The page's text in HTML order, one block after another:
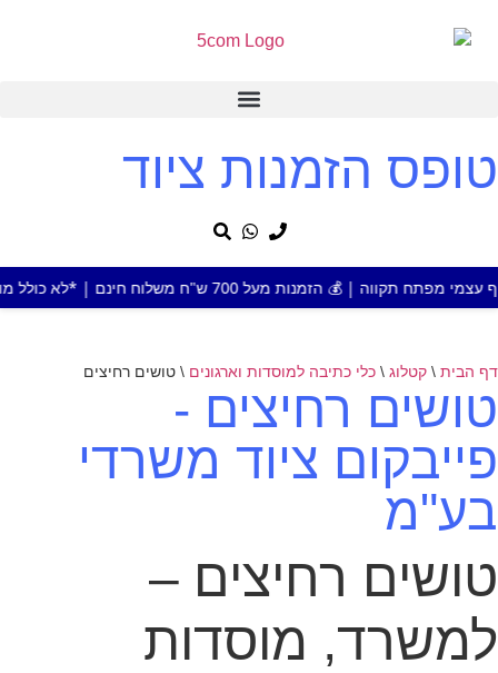
טופס הזמנות ציוד
מעל 700 ש"ח משלוח חינם | *לא כולל מוצר או אזור חריג
דף הבית \ קטלוג \ כלי כתיבה למוסדות וארגונים \ טושים רחיצים
טושים רחיצים -
פייבקום ציוד משרדי
בע"מ
טושים רחיצים –
למשרד, מוסדות